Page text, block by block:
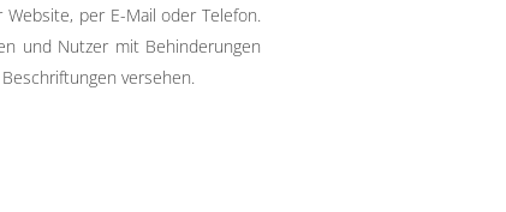
per E-Mail oder Telefon.
und Nutzer mit Behinderungen
versehen.